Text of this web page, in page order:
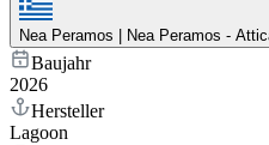
Nea Peramos | Nea Peramos -
Baujahr
2026
Hersteller
Lagoon